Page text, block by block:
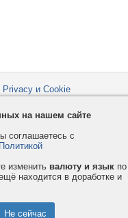
Privacy и Cookie
Форумы
на нашем сайте
соглашаетесь с
изменить валюту и язык по
находится в доработке и